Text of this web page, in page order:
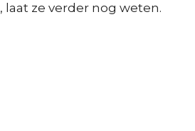
laat ze verder nog weten.